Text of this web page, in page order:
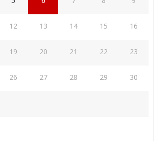
12 13 14 15 16
19 20 21 22 23
26 27 28 29 30